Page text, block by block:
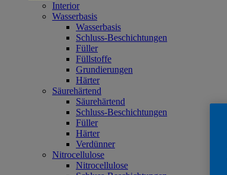
Interior
Wasserbasis
Wasserbasis
Schluss-Beschichtungen
Füller
Füllstoffe
Grundierungen
Härter
Säurehärtend
Säurehärtend
Schluss-Beschichtungen
Füller
Härter
Verdünner
Nitrocellulose
Nitrocellulose